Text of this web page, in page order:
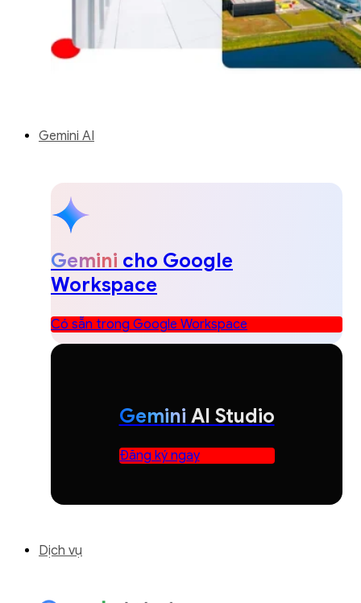
Gemini AI
Gemini cho Google
Workspace
Có sẵn trong Google Workspace
Gemini AI Studio
Đăng ký ngay
Dịch vụ